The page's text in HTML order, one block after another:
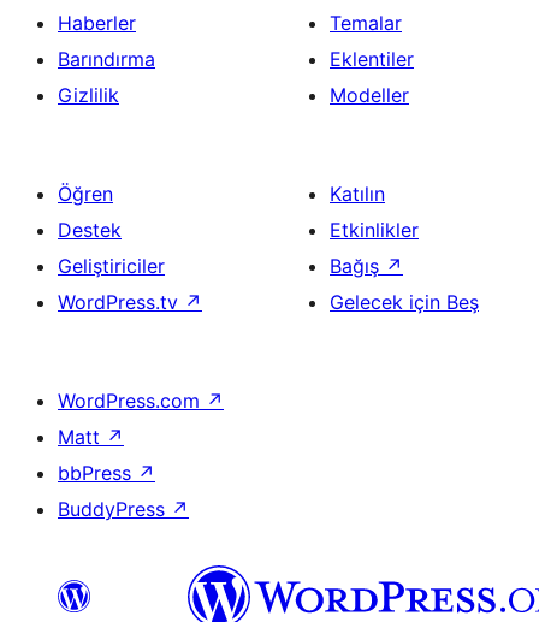
Haberler
Barındırma
Gizlilik
Temalar
Eklentiler
Modeller
Öğren
Destek
Geliştiriciler
WordPress.tv ↗
Katılın
Etkinlikler
Bağış ↗
Gelecek için Beş
WordPress.com ↗
Matt ↗
bbPress ↗
BuddyPress ↗